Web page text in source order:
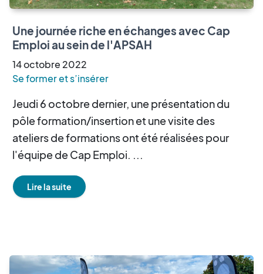
Une journée riche en échanges avec Cap
Emploi au sein de l'APSAH
14octobre2022
Se former et s’insérer
Jeudi 6 octobre dernier, une présentation du
pôle formation/insertion et une visite des
ateliers de formations ont été réalisées pour
l'équipe de Cap Emploi. ...
Lire la suite